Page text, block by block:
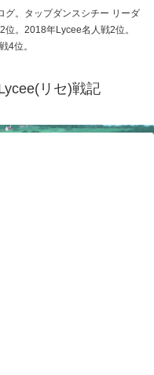
グ。タップダンスシチー リーダ
。2018年Lycee名人戦2位。
4位。
リセ)戦記